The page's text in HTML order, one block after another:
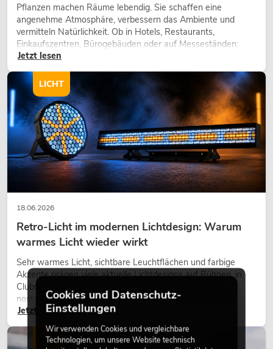
Pflanzen machen Räume lebendig. Sie schaffen eine
angenehme Atmosphäre, verbessern das Ambiente und
vermitteln Natürlichkeit. Ob in Hotels, Restaurants,
Einkaufszentren, Bürogebäuden oder auf Messeständen:
eine hochwertige Begrünung gehört heute längst zum
Jetzt lesen
18.06.2026
Retro-Licht im modernen Lichtdesign: Warum
warmes Licht wieder wirkt
Sehr warmes Licht, sichtbare Leuchtflächen und farbige
Akzente prägen viele aktuelle Lichtdesigns auf Bühnen, in
Clubs und bei Events. Retro-Licht ist dabei kein rein
nostalgischer Effekt, sondern ein bewusst eingesetztes
Gestaltungsmittel: Es schafft Atmosphäre, gibt Szenen
Charakter und kann technische LED-Setups emotionaler
wirken lassen.
Jetzt lesen
LICHT
LICHT
Cookies und Datenschutz-
Einstellungen
Wir verwenden Cookies und vergleichbare
Technologien, um unsere Website technisch